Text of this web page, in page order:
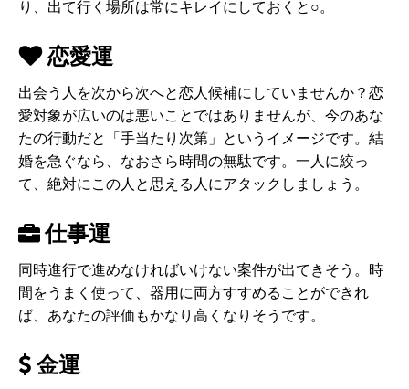
り、出て行く場所は常にキレイにしておくと○。
恋愛運
出会う人を次から次へと恋人候補にしていませんか？恋
愛対象が広いのは悪いことではありませんが、今のあな
たの行動だと「手当たり次第」というイメージです。結
婚を急ぐなら、なおさら時間の無駄です。一人に絞っ
て、絶対にこの人と思える人にアタックしましょう。
仕事運
同時進行で進めなければいけない案件が出てきそう。時
間をうまく使って、器用に両方すすめることができれ
ば、あなたの評価もかなり高くなりそうです。
金運